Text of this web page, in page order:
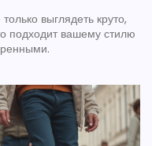
выглядеть круто,
подходит вашему стилю